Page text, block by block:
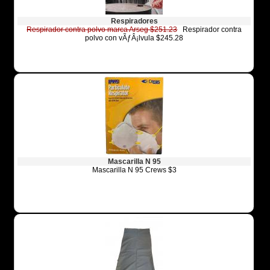
Respiradores
Respirador contra polvo marca Arseg $251.23Respirador contra
polvo con vÃƒÂ¡lvula $245.28
Mascarilla N 95
Mascarilla N 95 Crews $3